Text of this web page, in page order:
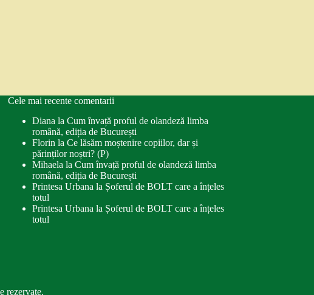
Cele mai recente comentarii
Diana la Cum învață proful de olandeză limba
română, ediția de București
Florin la Ce lăsăm moștenire copiilor, dar și
părinților noștri? (P)
Mihaela la Cum învață proful de olandeză limba
română, ediția de București
Printesa Urbana la Șoferul de BOLT care a înțeles
totul
Printesa Urbana la Șoferul de BOLT care a înțeles
totul
rezervate.